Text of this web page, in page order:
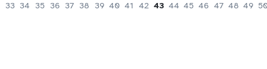
33 34 35 36 37 38 39 40 41 42 43 44 45 46 47 48 49